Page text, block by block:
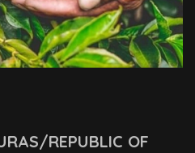
REPUBLIC OF